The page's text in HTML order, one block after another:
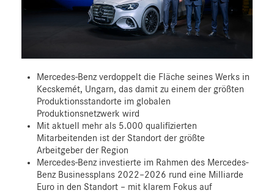
Mercedes-Benz verdoppelt die Fläche seines Werks in
Kecskemét, Ungarn, das damit zu einem der größten
Produktionsstandorte im globalen
Produktionsnetzwerk wird
Mit aktuell mehr als 5.000 qualifizierten
Mitarbeitenden ist der Standort der größte
Arbeitgeber der Region
Mercedes-Benz investierte im Rahmen des Mercedes-
Benz Businessplans 2022–2026 rund eine Milliarde
Euro in den Standort – mit klarem Fokus auf